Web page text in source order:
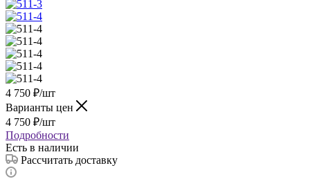
4 750 ₽/шт
Варианты цен
4 750 ₽/шт
Подробности
Есть в наличии
Рассчитать доставку